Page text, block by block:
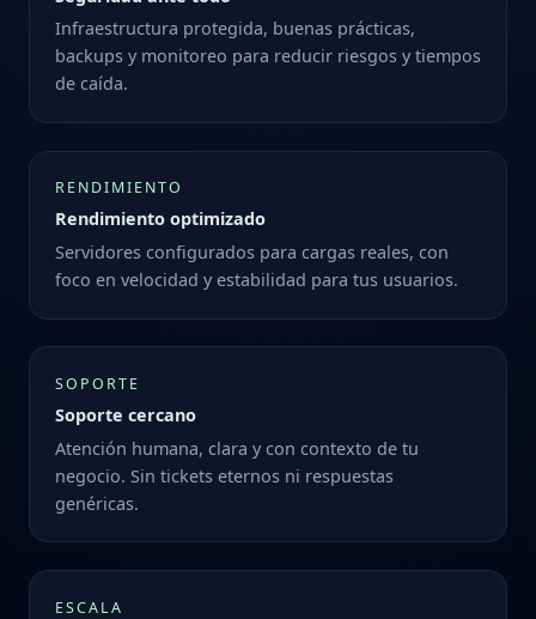
Infraestructura protegida, buenas prácticas,
backups y monitoreo para reducir riesgos y tiempos
de caída.
RENDIMIENTO
Rendimiento optimizado
Servidores configurados para cargas reales, con
foco en velocidad y estabilidad para tus usuarios.
SOPORTE
Soporte cercano
Atención humana, clara y con contexto de tu
negocio. Sin tickets eternos ni respuestas
genéricas.
ESCALA